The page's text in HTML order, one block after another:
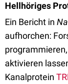
Hellhöriges
Ein Bericht in
aufhorchen:
aktivieren
Kanalprotein